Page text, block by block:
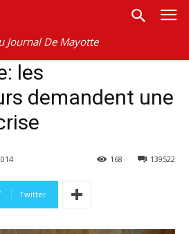
Journal De Mayotte
les
demandent une
139522
168
Twitter